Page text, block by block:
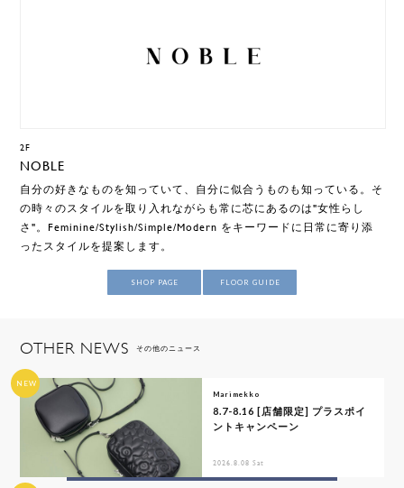
2F
NOBLE
自分の好きなものを知っていて、自分に似合うものも知っている。そ
の時々のスタイルを取り入れながらも常に芯にあるのは"女性らし
さ"。Feminine/Stylish/Simple/Modern をキーワードに日常に寄り添
ったスタイルを提案します。
SHOP PAGE FLOOR GUIDE
OTHER NEWS その他のニュース
NEW
Marimekko
8.7-8.16 [店舗限定] プラスポイ
ントキャンペーン
2026.8.08 Sat